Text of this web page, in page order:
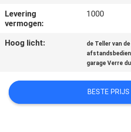
OM
EEN
CITAAT
SITEMAP
PRIVACY
Levering
vermogen:
1000
Hoog licht: de Teller van
garage Verre
BESTE PRIJS